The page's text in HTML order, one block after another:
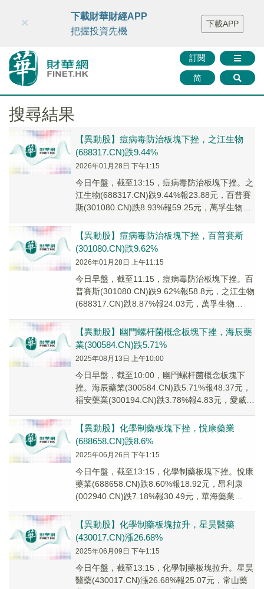
財華智庫網 FINTV FINMETA 財華證券 媒體矩陣
智庫沙龍
聯絡我們
訂閱
简
×
下載財華財經APP
把握投資先機
下載APP
搜尋結果
【異動股】痘病毒防治板塊下挫，之江生物
(688317.CN)跌9.44%
2026年01月28日 下午1:15
今日午盤，截至13:15，痘病毒防治板塊下挫。之
江生物(688317.CN)跌9.44%報23.88元，百普賽
斯(301080.CN)跌8.93%報59.25元，萬孚生物
【異動股】痘病毒防治板塊下挫，百普賽斯
(301080.CN)跌9.62%
2026年01月28日 上午11:15
今日早盤，截至11:15，痘病毒防治板塊下挫。百
普賽斯(301080.CN)跌9.62%報58.8元，之江生物
(688317.CN)跌8.87%報24.03元，萬孚生物
【異動股】幽門螺杆菌概念板塊下挫，海辰藥
業(300584.CN)跌5.71%
2025年08月13日 上午10:00
今日早盤，截至10:00，幽門螺杆菌概念板塊下
挫。海辰藥業(300584.CN)跌5.71%報48.37元，
福安藥業(300194.CN)跌3.78%報4.83元，愛威科
【異動股】化學制藥板塊下挫，悅康藥業
(688658.CN)跌8.6%
2025年06月26日 下午1:15
今日午盤，截至13:15，化學制藥板塊下挫。悅康
藥業(688658.CN)跌8.60%報18.92元，昂利康
(002940.CN)跌7.18%報30.49元，華海藥業
【異動股】化學制藥板塊拉升，星昊醫藥
(430017.CN)漲26.68%
2025年06月09日 下午1:15
今日午盤，截至13:15，化學制藥板塊拉升。星昊
醫藥(430017.CN)漲26.68%報25.07元，常山藥